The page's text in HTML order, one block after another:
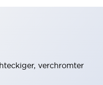
verchromter